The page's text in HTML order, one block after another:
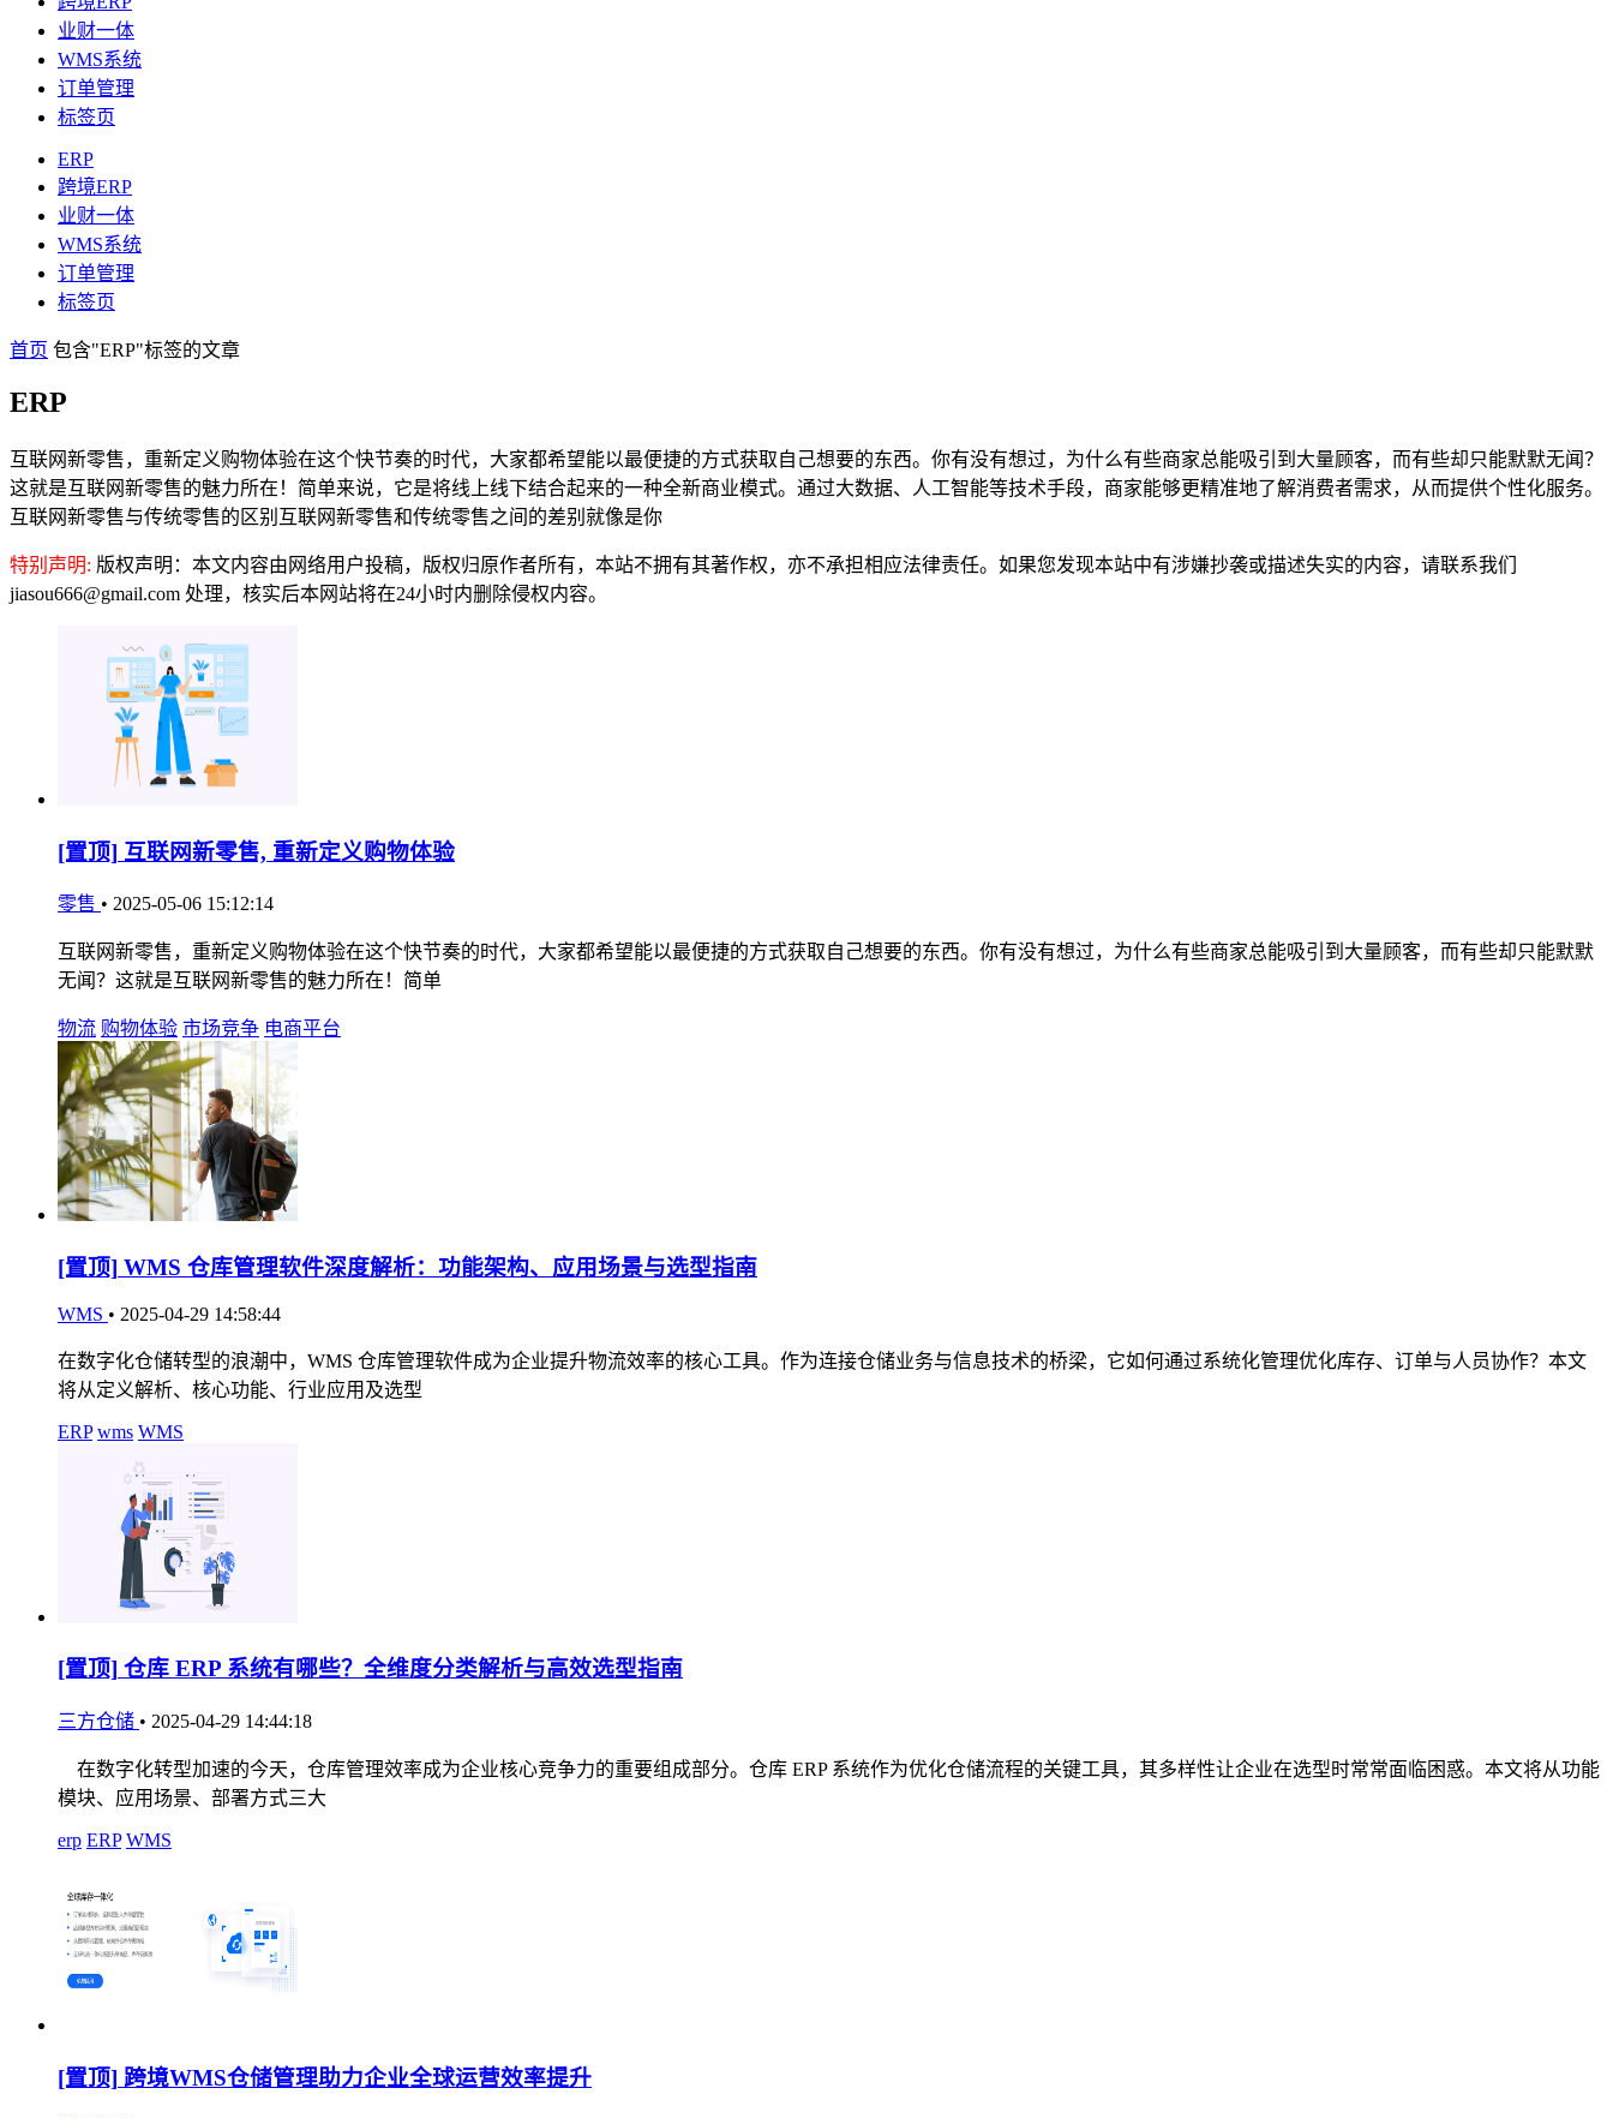
业财一体
WMS系统
订单管理
标签页
ERP
跨境ERP
业财一体
WMS系统
订单管理
标签页
首页 包含"ERP"标签的文章
ERP
互联网新零售，重新定义购物体验在这个快节奏的时代，大家都希望能以最便捷的方式获取自己想要的东西。你有没有想过，为什么有些商家总能吸引到大量顾客，而有些却只能默默无闻？
这就是互联网新零售的魅力所在！简单来说，它是将线上线下结合起来的一种全新商业模式。通过大数据、人工智能等技术手段，商家能够更精准地了解消费者需求，从而提供个性化服务。
互联网新零售与传统零售的区别互联网新零售和传统零售之间的差别就像是你
特别声明: 版权声明：本文内容由网络用户投稿，版权归原作者所有，本站不拥有其著作权，亦不承担相应法律责任。如果您发现本站中有涉嫌抄袭或描述失实的内容，请联系我们
jiasou666@gmail.com 处理，核实后本网站将在24小时内删除侵权内容。
[置顶] 互联网新零售, 重新定义购物体验
零售 • 2025-05-06 15:12:14
互联网新零售，重新定义购物体验在这个快节奏的时代，大家都希望能以最便捷的方式获取自己想要的东西。你有没有想过，为什么有些商家总能吸引到大量顾客，而有些却只能默默
无闻？这就是互联网新零售的魅力所在！简单
物流 购物体验 市场竞争 电商平台
[置顶] WMS 仓库管理软件深度解析：功能架构、应用场景与选型指南
WMS • 2025-04-29 14:58:44
在数字化仓储转型的浪潮中，WMS 仓库管理软件成为企业提升物流效率的核心工具。作为连接仓储业务与信息技术的桥梁，它如何通过系统化管理优化库存、订单与人员协作？本文
将从定义解析、核心功能、行业应用及选型
ERP wms WMS
[置顶] 仓库 ERP 系统有哪些？全维度分类解析与高效选型指南
三方仓储 • 2025-04-29 14:44:18
在数字化转型加速的今天，仓库管理效率成为企业核心竞争力的重要组成部分。仓库 ERP 系统作为优化仓储流程的关键工具，其多样性让企业在选型时常常面临困惑。本文将从功能
模块、应用场景、部署方式三大
erp ERP WMS
[置顶] 跨境WMS仓储管理助力企业全球运营效率提升